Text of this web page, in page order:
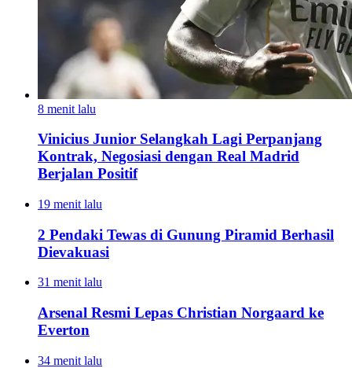
8 menit lalu
Vinicius Junior Selangkah Lagi Perpanjang
Kontrak, Negosiasi dengan Real Madrid
Berjalan Positif
19 menit lalu
2 Pendaki Tewas di Gunung Piramid Berhasil
Dievakuasi
31 menit lalu
Arsenal Resmi Lepas Christian Norgaard ke
Everton
34 menit lalu